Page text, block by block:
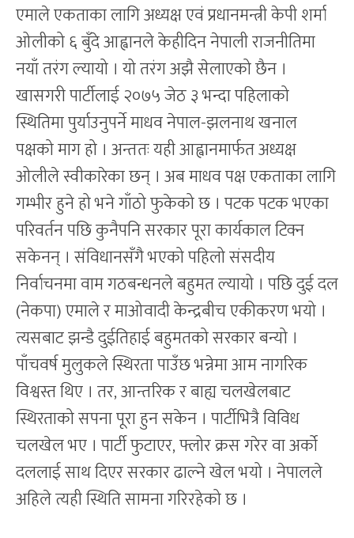
एमाले एकताका लागि अध्यक्ष एवं प्रधानमन्त्री केपी शर्मा
ओलीको ६ बुँदे आह्वानले केहीदिन नेपाली राजनीतिमा
नयाँ तरंग ल्यायो । यो तरंग अझै सेलाएको छैन ।
खासगरी पार्टीलाई २०७५ जेठ ३ भन्दा पहिलाको
स्थितिमा पुर्याउनुपर्ने माधव नेपाल-झलनाथ खनाल
पक्षको माग हो । अन्ततः यही आह्वानमार्फत अध्यक्ष
ओलीले स्वीकारेका छन् । अब माधव पक्ष एकताका लागि
गम्भीर हुने हो भने गाँठो फुकेको छ । पटक पटक भएका
परिवर्तन पछि कुनैपनि सरकार पूरा कार्यकाल टिक्न
सकेनन् । संविधानसँगै भएको पहिलो संसदीय
निर्वाचनमा वाम गठबन्धनले बहुमत ल्यायो । पछि दुई दल
(नेकपा) एमाले र माओवादी केन्द्रबीच एकीकरण भयो ।
त्यसबाट झन्डै दुईतिहाई बहुमतको सरकार बन्यो ।
पाँचवर्ष मुलुकले स्थिरता पाउँछ भन्नेमा आम नागरिक
विश्वस्त थिए । तर, आन्तरिक र बाह्य चलखेलबाट
स्थिरताको सपना पूरा हुन सकेन । पार्टीभित्रै विविध
चलखेल भए । पार्टी फुटाएर, फ्लोर क्रस गरेर वा अर्को
दललाई साथ दिएर सरकार ढाल्ने खेल भयो । नेपालले
अहिले त्यही स्थिति सामना गरिरहेको छ ।